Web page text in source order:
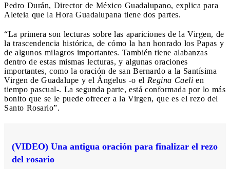
Pedro Durán, Director de México Guadalupano, explica para
Aleteia que la Hora Guadalupana tiene dos partes.
“La primera son lecturas sobre las apariciones de la Virgen, de
la trascendencia histórica, de cómo la han honrado los Papas y
de algunos milagros importantes. También tiene alabanzas
dentro de estas mismas lecturas, y algunas oraciones
importantes, como la oración de san Bernardo a la Santísima
Virgen de Guadalupe y el Ángelus -o el Regina Caeli en
tiempo pascual-. La segunda parte, está conformada por lo más
bonito que se le puede ofrecer a la Virgen, que es el rezo del
Santo Rosario”.
(VIDEO) Una antigua oración para finalizar el rezo
del rosario